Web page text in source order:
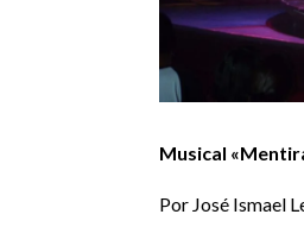
Musical
Por José Ismael